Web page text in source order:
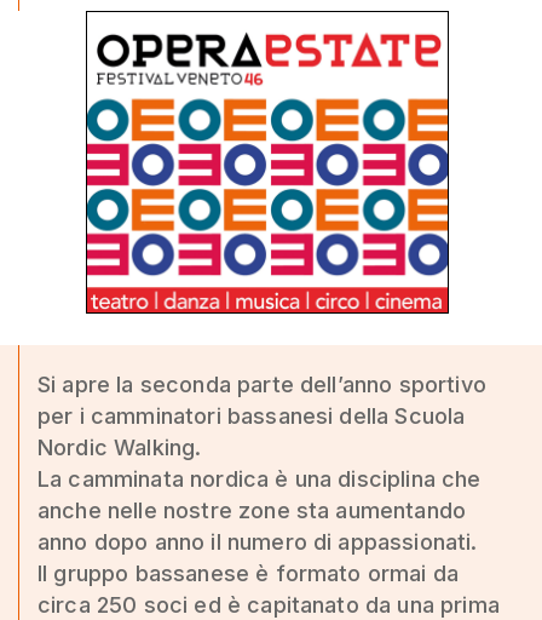
Si apre la seconda parte dell’anno sportivo
per i camminatori bassanesi della Scuola
Nordic Walking.
La camminata nordica è una disciplina che
anche nelle nostre zone sta aumentando
anno dopo anno il numero di appassionati.
Il gruppo bassanese è formato ormai da
circa 250 soci ed è capitanato da una prima